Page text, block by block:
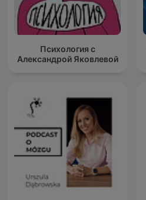
Психология с
Александрой Яковлевой